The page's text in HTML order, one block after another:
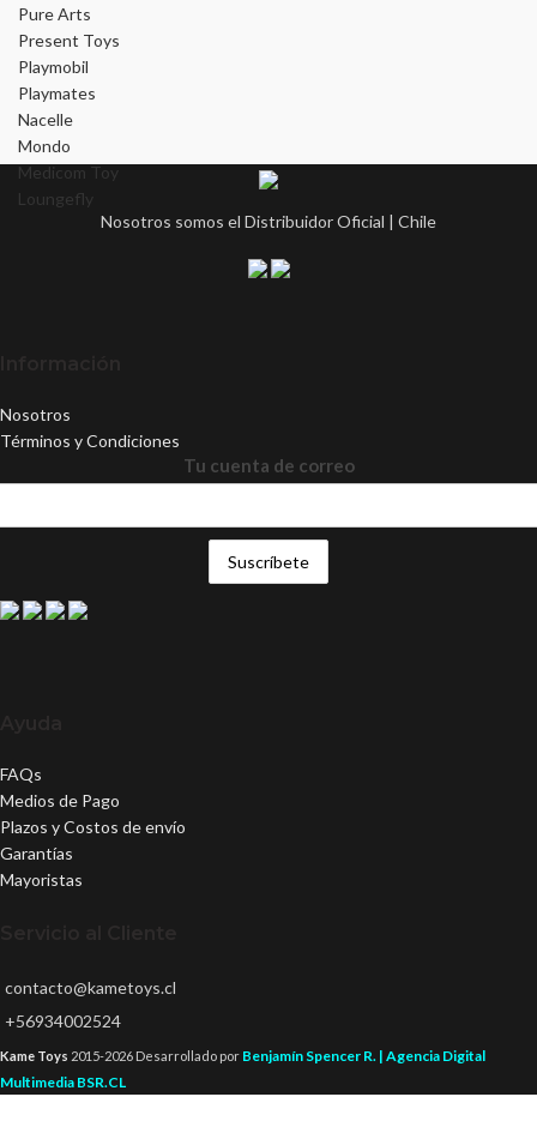
Pure Arts
Present Toys
Playmobil
Playmates
Nacelle
Mondo
Medicom Toy
Loungefly
Nosotros somos el Distribuidor Oficial | Chile
Nosotros
Términos y Condiciones
Tu cuenta de correo
FAQs
Medios de Pago
Plazos y Costos de envío
Garantías
Mayoristas
contacto@kametoys.cl
+56934002524
Kame Toys 2015-2026 Desarrollado por Benjamín Spencer R. | Agencia Digital
Multimedia BSR.CL